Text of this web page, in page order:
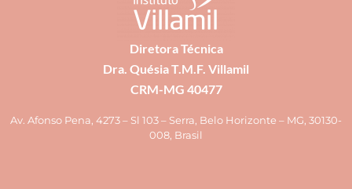
Diretora Técnica
Dra. Quésia T.M.F. Villamil
CRM-MG 40477
Av. Afonso Pena, 4273 – Sl 103 – Serra, Belo Horizonte – MG, 30130-
008, Brasil